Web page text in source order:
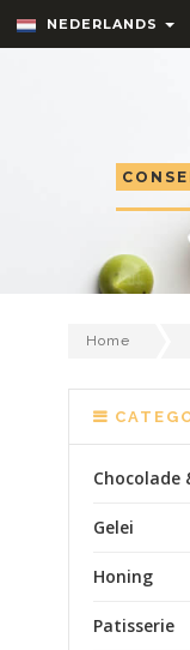
NEDERLANDS
Home
Chocolade
Gelei
Honing
Patisserie